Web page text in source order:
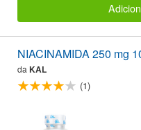
NIACINAMIDA 250 mg
da KAL
(1)